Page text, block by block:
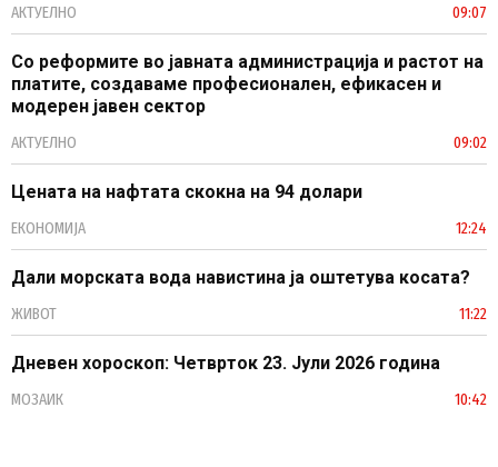
АКТУЕЛНО 09:07
Со реформите во јавната администрација и растот на
платите, создаваме професионален, ефикасен и
модерен јавен сектор
АКТУЕЛНО 09:02
Цената на нафтата скокна на 94 долари
ЕКОНОМИЈА 12:24
Дали морската вода навистина ја оштетува косата?
ЖИВОТ 11:22
Дневен хороскоп: Четврток 23. Јули 2026 година
МОЗАИК 10:42